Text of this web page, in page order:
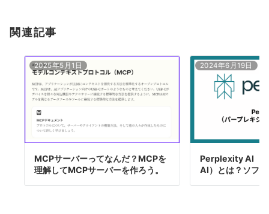
関連記事
2025年5月1日
MCPサーバーってなんだ？MCPを
理解してMCPサーバーを作ろう。
2024年6月19日
Perplexity AI（
AI）とは？ソフ